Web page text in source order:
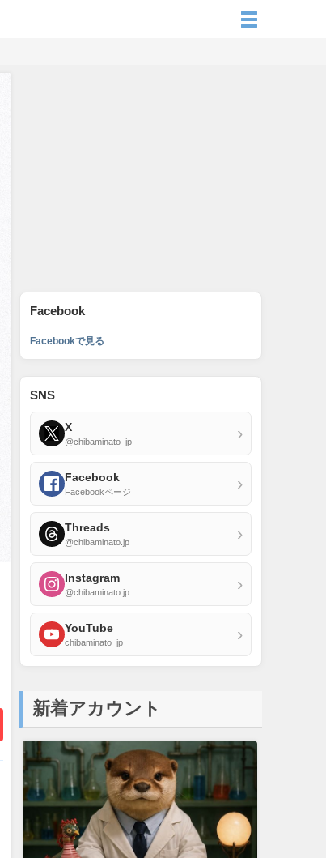
Facebook
Facebookで見る
SNS
X
@chibaminato_jp ›
Facebook
Facebookページ ›
Threads
@chibaminato.jp ›
Instagram
@chibaminato.jp ›
YouTube
chibaminato_jp ›
新着アカウント